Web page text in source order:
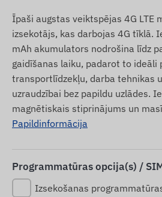
Īpaši augstas veiktspējas 4G LTE
izsekotājs, kas darbojas 4G tīklā.
mAh akumulators nodrošina līdz
gaidīšanas laiku, padarot to ideāli
transportlīdzekļu, darba tehnikas
uzraudzībai bez papildu uzlādes.
magnētiskais stiprinājums un
Papildinformācija
Programmatūras opcija(s) /
Izsekošanas